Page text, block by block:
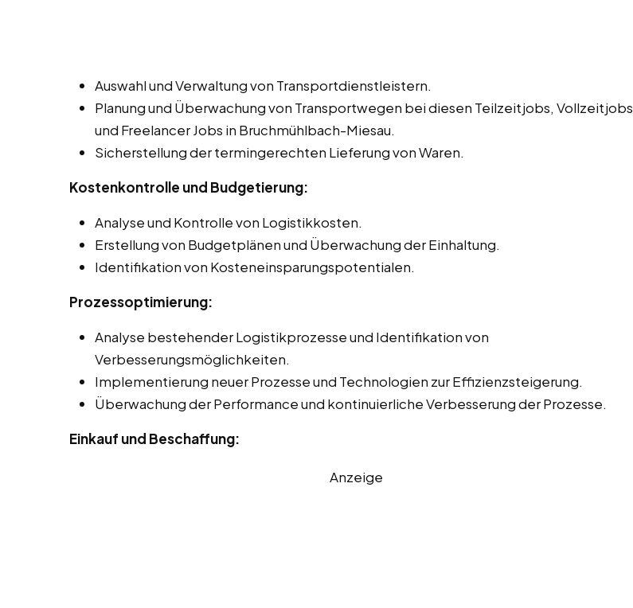
Auswahl und Verwaltung von Transportdienstleistern.
Planung und Überwachung von Transportwegen bei diesen Teilzeitjobs, Vollzeitjobs
und Freelancer Jobs in Bruchmühlbach-Miesau.
Sicherstellung der termingerechten Lieferung von Waren.
Kostenkontrolle und Budgetierung:
Analyse und Kontrolle von Logistikkosten.
Erstellung von Budgetplänen und Überwachung der Einhaltung.
Identifikation von Kosteneinsparungspotentialen.
Prozessoptimierung:
Analyse bestehender Logistikprozesse und Identifikation von
Verbesserungsmöglichkeiten.
Implementierung neuer Prozesse und Technologien zur Effizienzsteigerung.
Überwachung der Performance und kontinuierliche Verbesserung der Prozesse.
Einkauf und Beschaffung:
Anzeige